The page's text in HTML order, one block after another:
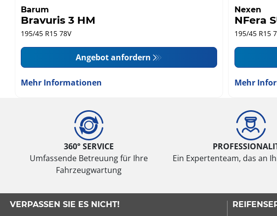
Barum
Bravuris 3 HM
195/45 R15 78V
Angebot anfordern
Mehr Informationen
Nexen
NFera
195/45 R15
Mehr
360° SERVICE
Umfassende Betreuung für Ihre
Fahrzeugwartung
Ein Expertenteam, das an
VERPASSEN SIE ES NICHT!